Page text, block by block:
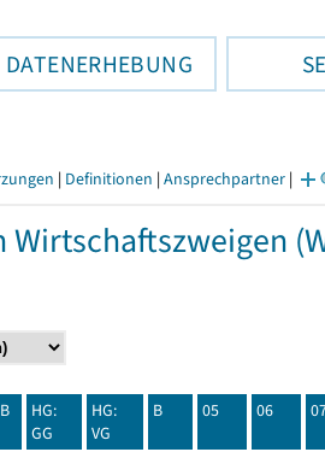
DATENERHEBUNG
| Definitionen | Ansprechpartner |
HG:
GG
HG:
VG
B 05 06